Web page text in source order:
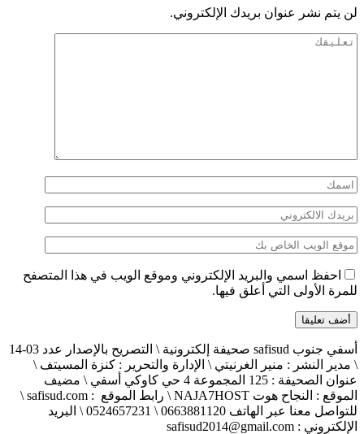
لن يتم نشر عنوان بريدك الإلكتروني.
احفظ اسمي والبريد الإلكتروني وموقع الويب في هذا المتصفح
للمرة الأولى التي أعلق فيها.
أسفي جنوب safisud صحيفة إلكترونية \ التصريح بالإصدار عدد 03-14
\ مدير النشر : منير الغرنيتي \ الإدارة والتحرير : كنزة المسيتف \
عنوان الصحيفة : 125 المجموعة 4 حي كاوكي أسفي \ مضيف
الموقع : النجاح هوت NAJA7HOST \ رابط الموقع : safisud.com \
للتواصل معنا عبر الهاتف 0663881120 \ 0524657231 \ البريد
الإلكتروني : safisud2014@gmail.com